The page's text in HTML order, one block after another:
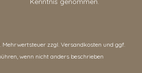
Mehrwertsteuer zzgl. Versandkosten und ggf.
wenn nicht anders beschrieben